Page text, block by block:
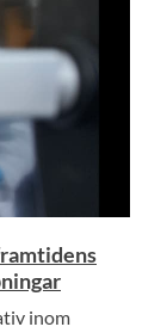
inom